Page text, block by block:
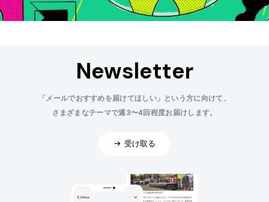
Newsletter
「メールでおすすめを届けてほしい」という方に向けて、
さまざまなテーマで週3〜4回程度お届けします。
受け取る